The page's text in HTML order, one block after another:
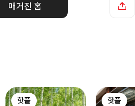
매거진 홈
핫플 핫플